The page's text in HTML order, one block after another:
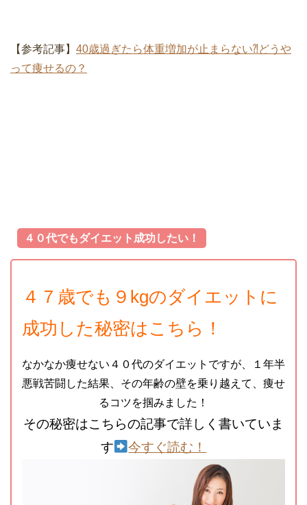
【参考記事】 40歳過ぎたら体重増加が止まらない⁈どうや
って痩せるの？
４０代でもダイエット成功したい！
４７歳でも９kgのダイエットに
成功した秘密はこちら！
なかなか痩せない４０代のダイエットですが、１年半
悪戦苦闘した結果、その年齢の壁を乗り越えて、痩せ
るコツを掴みました！
その秘密はこちらの記事で詳しく書いていま
す
今すぐ読む！